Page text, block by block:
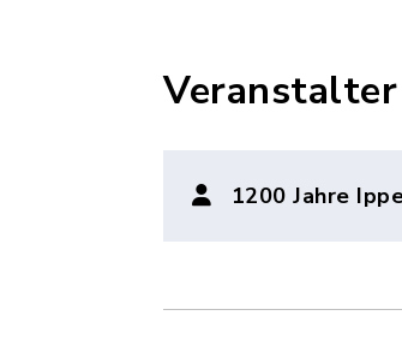
Veranstalter
1200 Jahre